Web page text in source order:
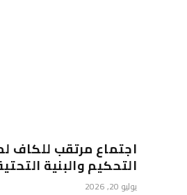
اجتماع مرتقب للكاف
التحكيم والبنية
يوليو 20, 2026